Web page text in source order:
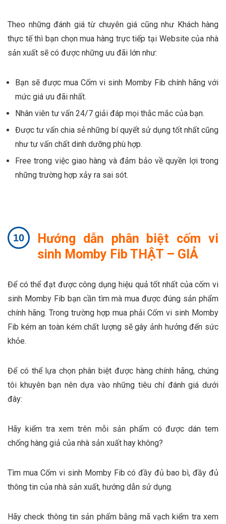
Theo những đánh giá từ chuyên giá cũng như Khách hàng
thực tế thì bạn chọn mua hàng trực tiếp tại Website của nhà
sản xuất sẽ có được những ưu đãi lớn như:
Bạn sẽ được mua Cốm vi sinh Momby Fib chính hãng với
mức giá ưu đãi nhất.
Nhân viên tư vấn 24/7 giải đáp mọi thắc mắc của bạn.
Được tư vấn chia sẻ những bí quyết sử dụng tốt nhất cũng
như tư vấn chất dinh dưỡng phù hợp.
Free trong việc giao hàng và đảm bảo về quyền lợi trong
những trường hợp xảy ra sai sót.
Hướng dẫn phân biệt cốm vi
sinh Momby Fib THẬT – GIẢ
Để có thể đạt được công dụng hiệu quả tốt nhất của cốm vi
sinh Momby Fib bạn cần tìm mà mua được đúng sản phẩm
chính hãng. Trong trường hợp mua phải Cốm vi sinh Momby
Fib kém an toàn kém chất lượng sẽ gây ảnh hưởng đến sức
khỏe.
Để có thể lựa chọn phân biệt được hàng chính hãng, chúng
tôi khuyên bạn nên dựa vào những tiêu chí đánh giá dưới
đây:
Hãy kiểm tra xem trên mỗi sản phẩm có được dán tem
chống hàng giả của nhà sản xuất hay không?
Tìm mua Cốm vi sinh Momby Fib có đầy đủ bao bì, đầy đủ
thông tin của nhà sản xuất, hướng dẫn sử dụng.
Hãy check thông tin sản phẩm bằng mã vạch kiểm tra xem